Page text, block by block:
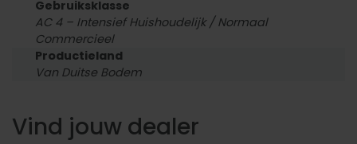
Gebruiksklasse
AC 4 – Intensief Huishoudelijk / Normaal
Commercieel
Productieland
Van Duitse Bodem
Vind jouw dealer